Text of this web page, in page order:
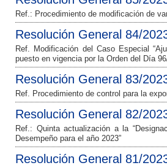
Ref.: Procedimiento de modificación de
Resolución General 84/
Ref. Modificación del Caso Especial
puesto en vigencia por la Orden del Día
Resolución General 83/
Ref. Procedimiento de control para la
Resolución General 82/
Ref.: Quinta actualización a la
Desempeño para el año 2023”
Resolución General 81/